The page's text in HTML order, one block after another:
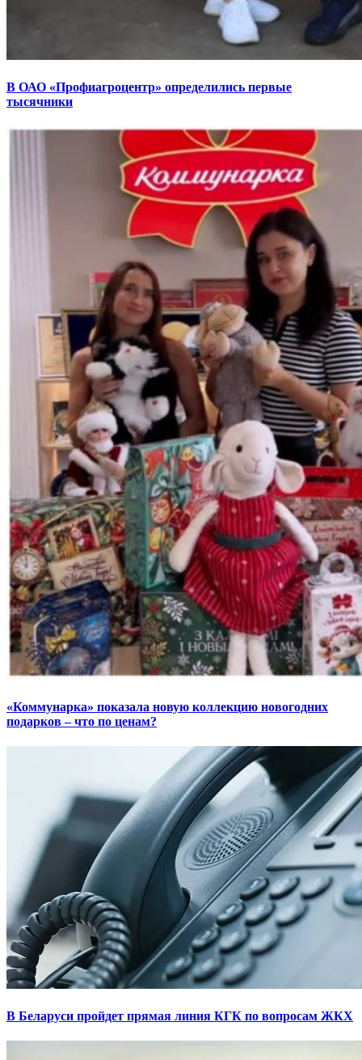
В ОАО «Профиагроцентр» определились первые
тысячники
«Коммунарка» показала новую коллекцию новогодних
подарков – что по ценам?
В Беларуси пройдет прямая линия КГК по вопросам ЖКХ